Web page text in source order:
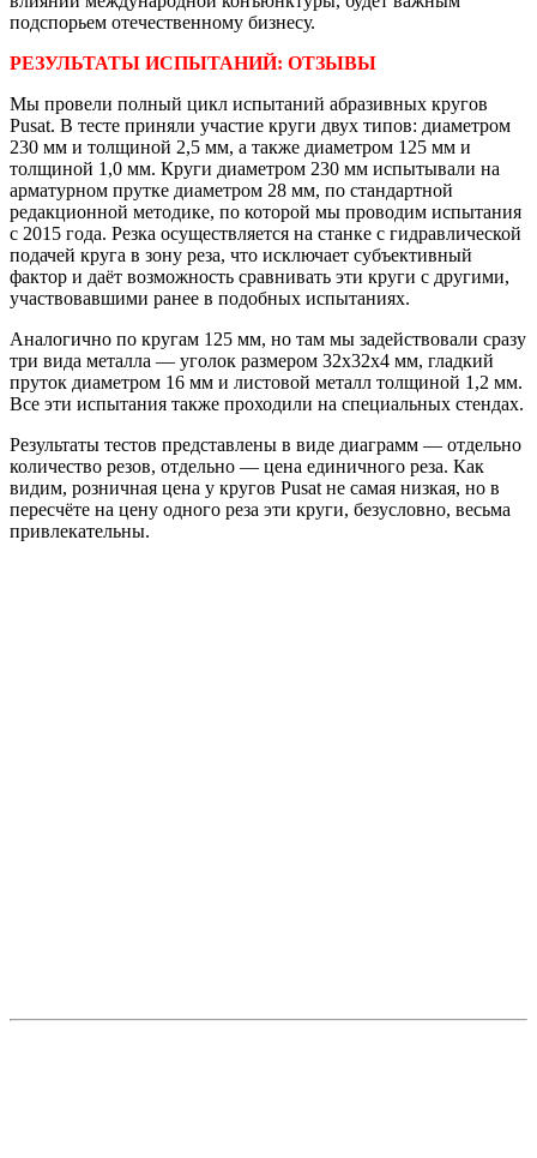
подспорьем отечественному бизнесу.
РЕЗУЛЬТАТЫ ИСПЫТАНИЙ: ОТЗЫВЫ
Мы провели полный цикл испытаний абразивных кругов
Pusat. В тесте приняли участие круги двух типов: диаметром
230 мм и толщиной 2,5 мм, а также диаметром 125 мм и
толщиной 1,0 мм. Круги диаметром 230 мм испытывали на
арматурном прутке диаметром 28 мм, по стандартной
редакционной методике, по которой мы проводим испытания
с 2015 года. Резка осуществляется на станке с гидравлической
подачей круга в зону реза, что исключает субъективный
фактор и даёт возможность сравнивать эти круги с другими,
участвовавшими ранее в подобных испытаниях.
Аналогично по кругам 125 мм, но там мы задействовали сразу
три вида металла — уголок размером 32х32х4 мм, гладкий
пруток диаметром 16 мм и листовой металл толщи­ной 1,2 мм.
Все эти испытания также проходили на специальных стендах.
Результаты тестов представлены в виде диаграмм — отдельно
количество резов, отдельно — цена единичного реза. Как
видим, розничная цена у кругов Pusat не самая низкая, но в
пересчёте на цену одного реза эти круги, безусловно, весьма
привлекательны.